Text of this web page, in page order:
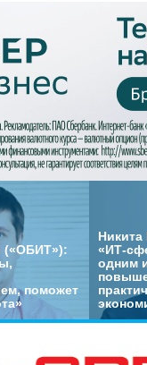
(«ОБИТ»):
поможет
«ИТ-
одним